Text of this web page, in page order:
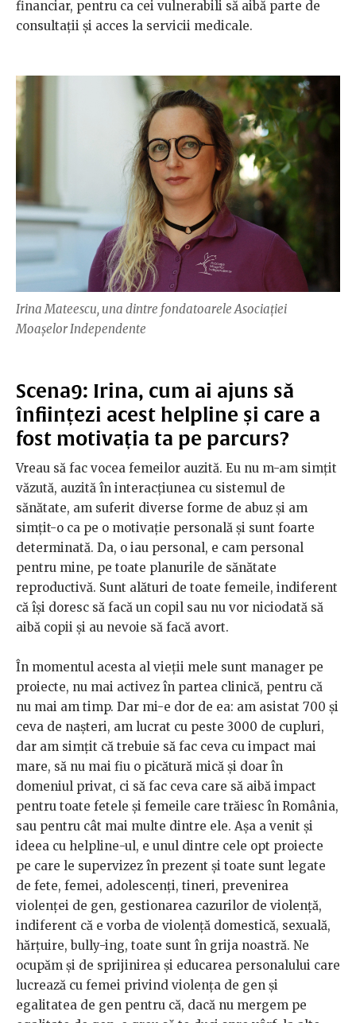
financiar, pentru ca cei vulnerabili să aibă parte de
consultații și acces la servicii medicale.
Irina Mateescu, una dintre fondatoarele Asociației
Moașelor Independente
Scena9: Irina, cum ai ajuns să
înființezi acest helpline și care a
fost motivația ta pe parcurs?
Vreau să fac vocea femeilor auzită. Eu nu m-am simțit
văzută, auzită în interacțiunea cu sistemul de
sănătate, am suferit diverse forme de abuz și am
simțit-o ca pe o motivație personală și sunt foarte
determinată. Da, o iau personal, e cam personal
pentru mine, pe toate planurile de sănătate
reproductivă. Sunt alături de toate femeile, indiferent
că își doresc să facă un copil sau nu vor niciodată să
aibă copii și au nevoie să facă avort.
În momentul acesta al vieții mele sunt manager pe
proiecte, nu mai activez în partea clinică, pentru că
nu mai am timp. Dar mi-e dor de ea: am asistat 700 și
ceva de nașteri, am lucrat cu peste 3000 de cupluri,
dar am simțit că trebuie să fac ceva cu impact mai
mare, să nu mai fiu o picătură mică și doar în
domeniul privat, ci să fac ceva care să aibă impact
pentru toate fetele și femeile care trăiesc în România,
sau pentru cât mai multe dintre ele. Așa a venit și
ideea cu helpline-ul, e unul dintre cele opt proiecte
pe care le supervizez în prezent și toate sunt legate
de fete, femei, adolescenți, tineri, prevenirea
violenței de gen, gestionarea cazurilor de violență,
indiferent că e vorba de violență domestică, sexuală,
hărțuire, bully-ing, toate sunt în grija noastră. Ne
ocupăm și de sprijinirea și educarea personalului care
lucrează cu femei privind violența de gen și
egalitatea de gen pentru că, dacă nu mergem pe